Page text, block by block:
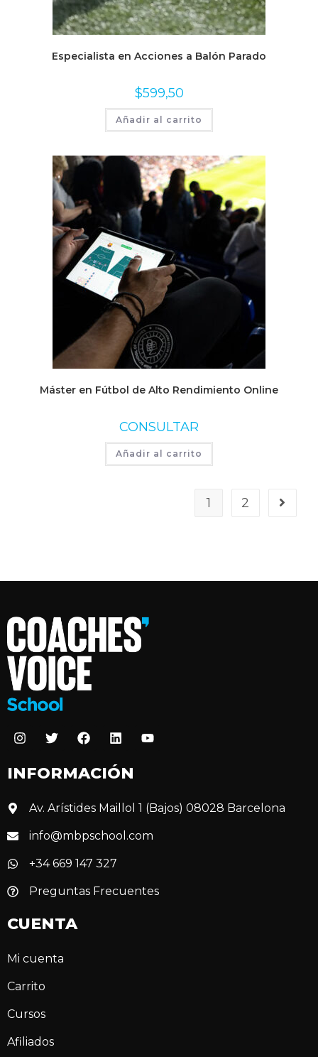
Especialista en Acciones a Balón Parado
$599,50
Añadir al carrito
Máster en Fútbol de Alto Rendimiento Online
CONSULTAR
Añadir al carrito
1 2
INFORMACIÓN
Av. Arístides Maillol 1 (Bajos) 08028 Barcelona
info@mbpschool.com
+34 669 147 327
Preguntas Frecuentes
CUENTA
Mi cuenta
Carrito
Cursos
Afiliados